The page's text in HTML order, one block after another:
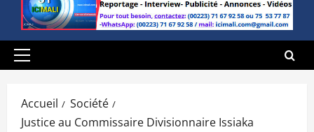
Menu
Accueil
Société
Justice au Commissaire Divisionnaire Issiaka